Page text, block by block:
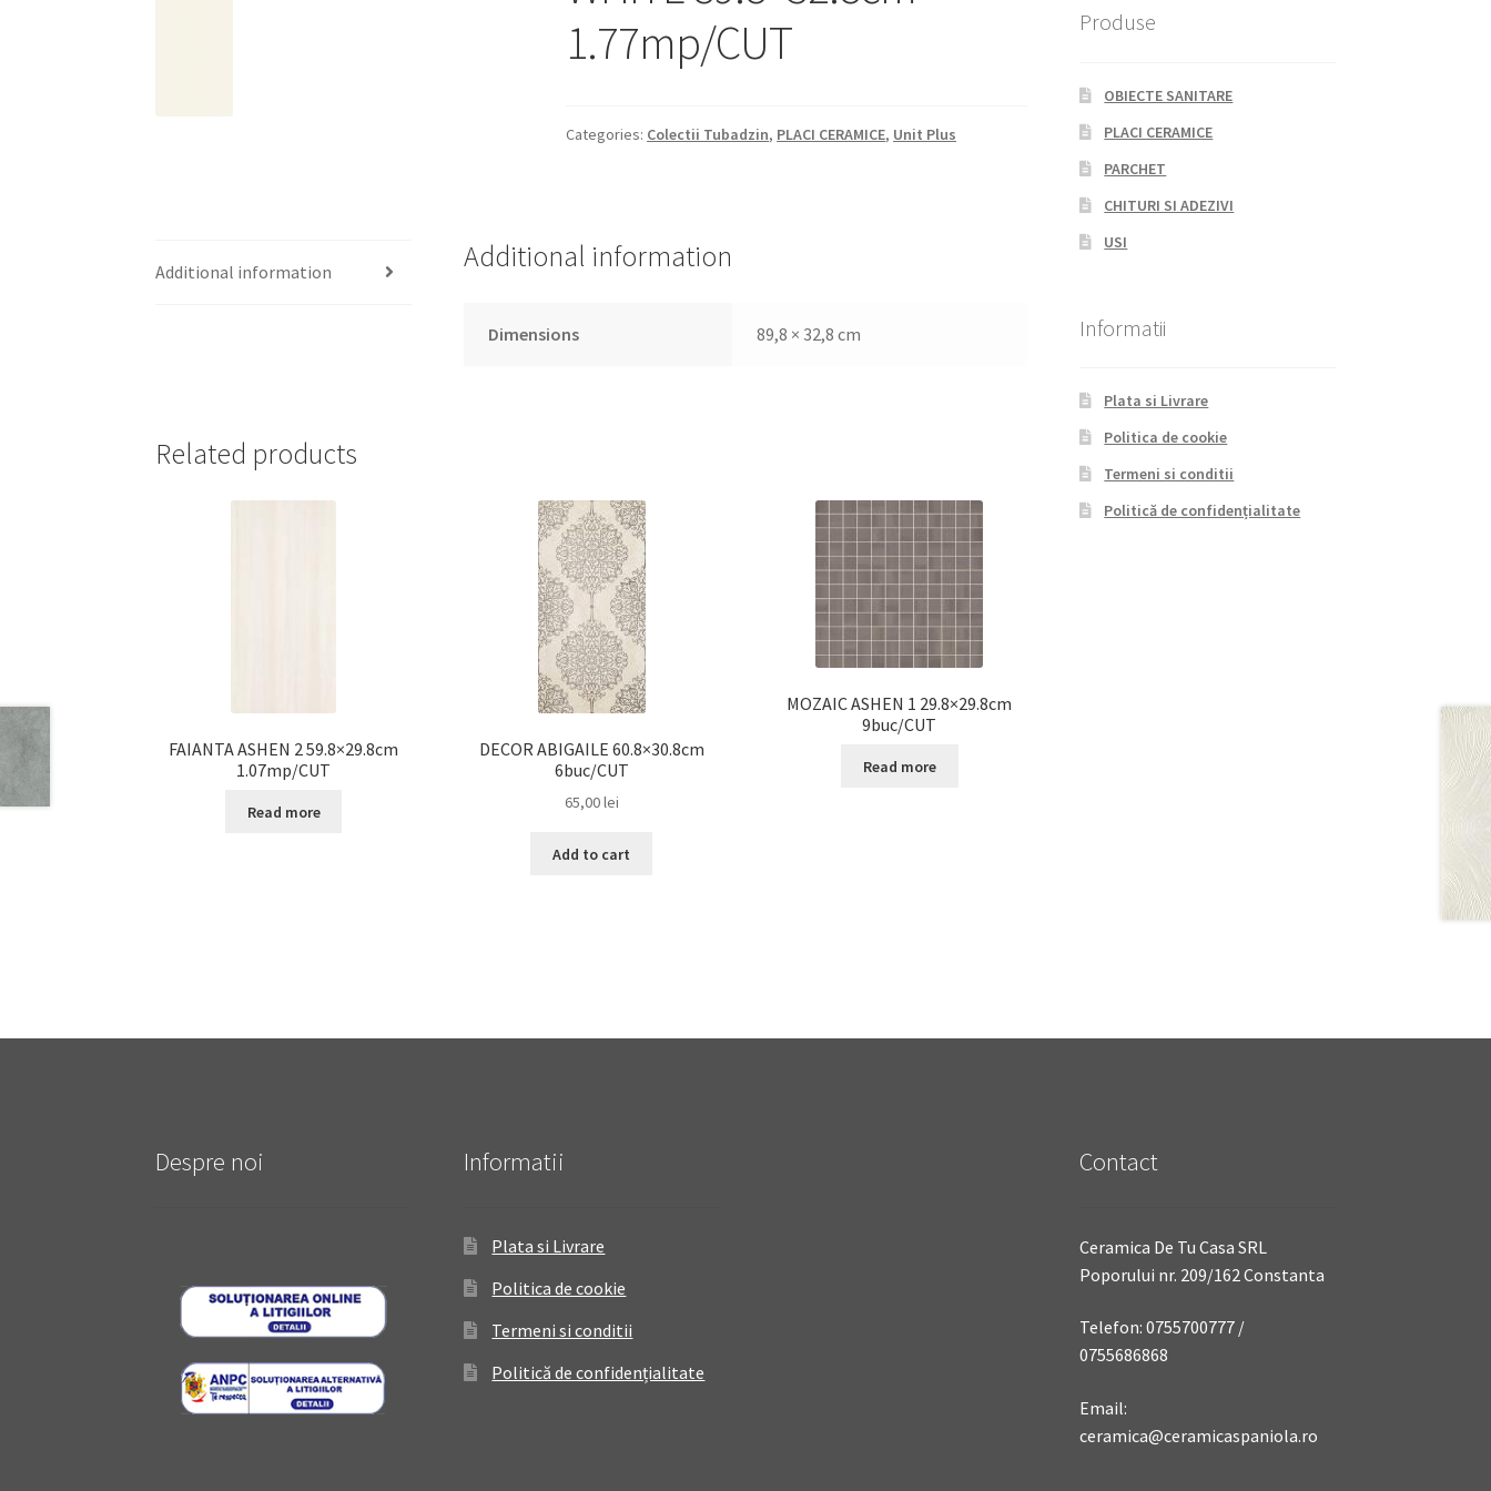
1.77mp/CUT
Categories: Colectii Tubadzin, PLACI CERAMICE, Unit Plus
Additional information Additional information
Dimensions 89,8 × 32,8 cm
Related products
FAIANTA ASHEN 2 59.8×29.8cm
1.07mp/CUT
Read more
DECOR ABIGAILE 60.8×30.8cm
6buc/CUT
65,00lei
Add to cart
MOZAIC ASHEN 1 29.8×29.8cm
9buc/CUT
Read more
Produse
OBIECTE SANITARE
PLACI CERAMICE
PARCHET
CHITURI SI ADEZIVI
USI
Informatii
Plata si Livrare
Politica de cookie
Termeni si conditii
Politică de confidențialitate
Despre noi Informatii
Plata si Livrare
Politica de cookie
Termeni si conditii
Politică de confidențialitate
Contact
Ceramica De Tu Casa SRL
Poporului nr. 209/162 Constanta
Telefon: 0755700777 /
0755686868
Email:
ceramica@ceramicaspaniola.ro